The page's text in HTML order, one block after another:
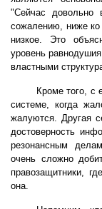
"Сейчас довольно
сожалению, ниже ко
низкое. Это
уровень
властными
Кроме того, с
системе, когда
жалуются. Другая
достоверность
резонансным
очень сложно
правозащитники,
она.